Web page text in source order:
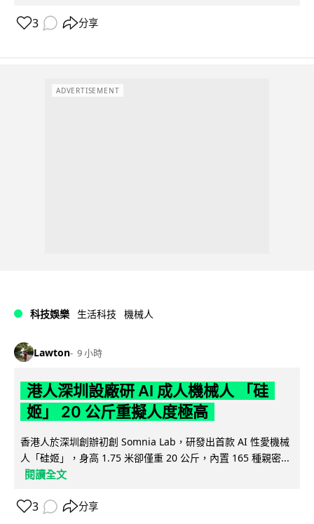
3 分享
ADVERTISEMENT
科技娛樂 生活科技 機械人
Lawton 9 小時
港人深圳設廠研 AI 成人機械人 「硅
姬」 20 公斤重擬人度極高
香港人於深圳創辦初創 Somnia Lab，研發出首款 AI 性愛機械
人「硅姬」，身高 1.75 米卻僅重 20 公斤，內置 165 種親密...
閱讀全文
3 分享